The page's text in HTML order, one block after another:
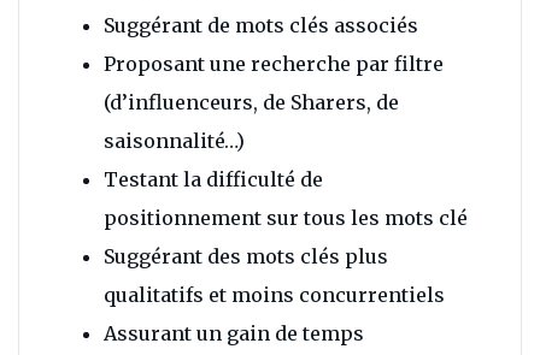
Suggérant de mots clés associés
Proposant une recherche par filtre
(d’influenceurs, de Sharers, de
saisonnalité…)
Testant la difficulté de
positionnement sur tous les mots clé
Suggérant des mots clés plus
qualitatifs et moins concurrentiels
Assurant un gain de temps